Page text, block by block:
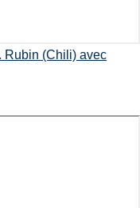
Rubin (Chili) avec